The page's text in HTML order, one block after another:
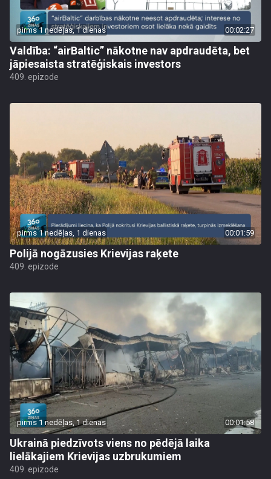
pirms 1 nedēļas, 1 dienas 00:02:27
Valdība: “airBaltic” nākotne nav apdraudēta, bet
jāpiesaista stratēģiskais investors
409. epizode
pirms 1 nedēļas, 1 dienas 00:01:59
Polijā nogāzusies Krievijas raķete
409. epizode
pirms 1 nedēļas, 1 dienas 00:01:58
Ukrainā piedzīvots viens no pēdējā laika
lielākajiem Krievijas uzbrukumiem
409. epizode